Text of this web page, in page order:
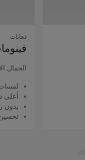
دهانات
الجمال
أعلى
بدون